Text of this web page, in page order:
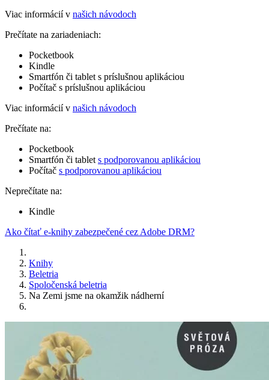
Viac informácií v našich návodoch
Prečítate na zariadeniach:
Pocketbook
Kindle
Smartfón či tablet s príslušnou aplikáciou
Počítač s príslušnou aplikáciou
Viac informácií v našich návodoch
Prečítate na:
Pocketbook
Smartfón či tablet s podporovanou aplikáciou
Počítač s podporovanou aplikáciou
Neprečítate na:
Kindle
Ako čítať e-knihy zabezpečené cez Adobe DRM?
Knihy
Beletria
Spoločenská beletria
Na Zemi jsme na okamžik nádherní